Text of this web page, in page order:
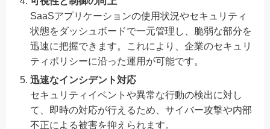
SaaSアプリケーションの使用状況やセキュリティ
状態をダッシュボードで一元管理し、脆弱な部分を
迅速に把握できます。これにより、企業のセキュリ
ティポリシーに沿った運用が可能です。
迅速なインシデント対応
セキュリティイベントや異常な行動の検出に対し
て、即時の対応が行えるため、サイバー攻撃や内部
不正による被害を抑えられます。